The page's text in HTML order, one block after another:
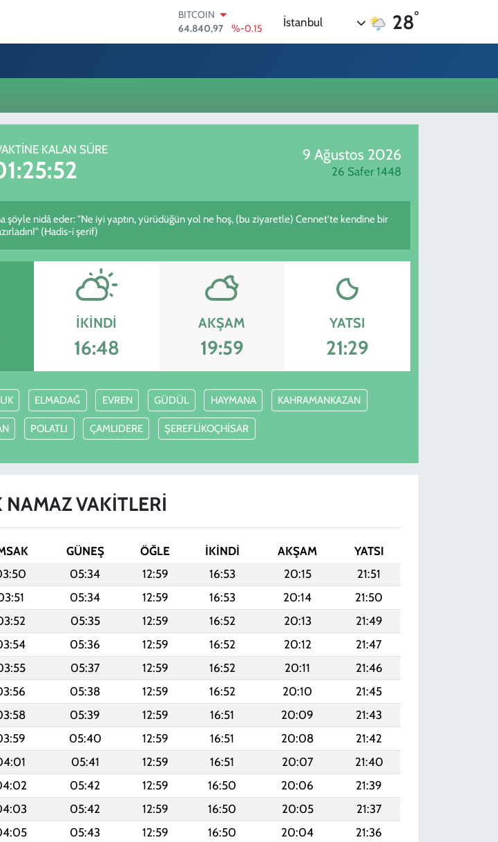
BITCOIN
64.840,97
%-0.15
DOLAR
64,4811
%0.38
GRAM ALTIN
İstanbul 28°
KALAN SÜRE 9 Ağustos 2026
26 Safer 1448
şöyle nidâ eder: "Ne iyi yaptın, yürüdüğün yol ne hoş, (bu ziyaretle) Cennet'te kendine bir
(Hadis-i şerif)
İKINDI
16:48
AKŞAM
19:59
YATSI
21:29
ELMADAĞ EVREN GÜDÜL HAYMANA KAHRAMANKAZAN
POLATLI ÇAMLIDERE ŞEREFLİKOÇHİSAR
NAMAZ VAKITLERI
GÜNEŞ ÖĞLE İKINDI AKŞAM
YATSI
05:34 12:59 16:53 20:15
21:51
05:34 12:59 16:53 20:14
21:50
05:35 12:59 16:52 20:13
21:49
05:36 12:59 16:52 20:12
21:47
05:37 12:59 16:52 20:11
21:46
05:38 12:59 16:52 20:10
21:45
05:39 12:59 16:51 20:09
21:43
05:40 12:59 16:51 20:08
21:42
05:41 12:59 16:51 20:07
21:40
05:42 12:59 16:50 20:06
21:39
05:42 12:59 16:50 20:05
21:37
05:43 12:59 16:50 20:04
21:36